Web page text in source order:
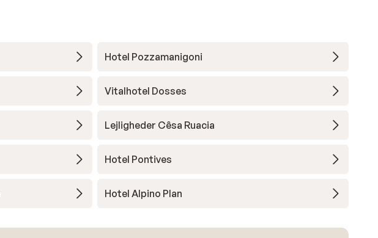
Hotel Pozzamanigoni
Vitalhotel Dosses
Lejligheder Cêsa Ruacia
Hotel Pontives
Hotel Alpino Plan